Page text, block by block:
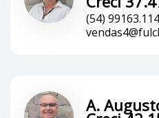
(54)
A.